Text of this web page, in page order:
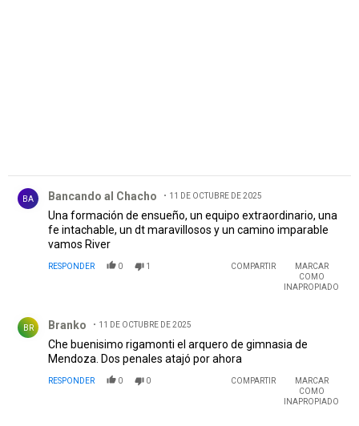
BA Bancando al Chacho 11 DE OCTUBRE DE 2025
Una formación de ensueño, un equipo extraordinario, una
fe intachable, un dt maravillosos y un camino imparable
vamos River
RESPONDER 0 1 COMPARTIR
MARCAR
COMO
INAPROPIADO
BR Branko 11 DE OCTUBRE DE 2025
Che buenisimo rigamonti el arquero de gimnasia de
Mendoza. Dos penales atajó por ahora
RESPONDER 0 0 COMPARTIR
MARCAR
COMO
INAPROPIADO